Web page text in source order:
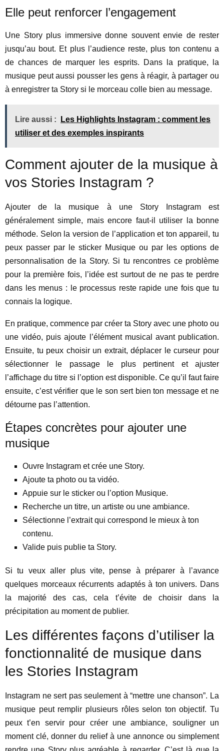
Elle peut renforcer l’engagement
Une Story plus immersive donne souvent envie de rester
jusqu’au bout. Et plus l’audience reste, plus ton contenu a
de chances de marquer les esprits. Dans la pratique, la
musique peut aussi pousser les gens à réagir, à partager ou
à enregistrer ta Story si le morceau colle bien au message.
Lire aussi :
Les Highlights Instagram : comment les
utiliser et des exemples inspirants
Comment ajouter de la musique à
vos Stories Instagram ?
Ajouter de la musique à une Story Instagram est
généralement simple, mais encore faut-il utiliser la bonne
méthode. Selon la version de l’application et ton appareil, tu
peux passer par le sticker Musique ou par les options de
personnalisation de la Story. Si tu rencontres ce problème
pour la première fois, l’idée est surtout de ne pas te perdre
dans les menus : le processus reste rapide une fois que tu
connais la logique.
En pratique, commence par créer ta Story avec une photo ou
une vidéo, puis ajoute l’élément musical avant publication.
Ensuite, tu peux choisir un extrait, déplacer le curseur pour
sélectionner le passage le plus pertinent et ajuster
l’affichage du titre si l’option est disponible. Ce qu’il faut faire
ensuite, c’est vérifier que le son sert bien ton message et ne
détourne pas l’attention.
Étapes concrètes pour ajouter une
musique
Ouvre Instagram et crée une Story.
Ajoute ta photo ou ta vidéo.
Appuie sur le sticker ou l’option Musique.
Recherche un titre, un artiste ou une ambiance.
Sélectionne l’extrait qui correspond le mieux à ton
contenu.
Valide puis publie ta Story.
Si tu veux aller plus vite, pense à préparer à l’avance
quelques morceaux récurrents adaptés à ton univers. Dans
la majorité des cas, cela t’évite de choisir dans la
précipitation au moment de publier.
Les différentes façons d’utiliser la
fonctionnalité de musique dans
les Stories Instagram
Instagram ne sert pas seulement à “mettre une chanson”. La
musique peut remplir plusieurs rôles selon ton objectif. Tu
peux t’en servir pour créer une ambiance, souligner un
moment clé, donner du relief à une annonce ou simplement